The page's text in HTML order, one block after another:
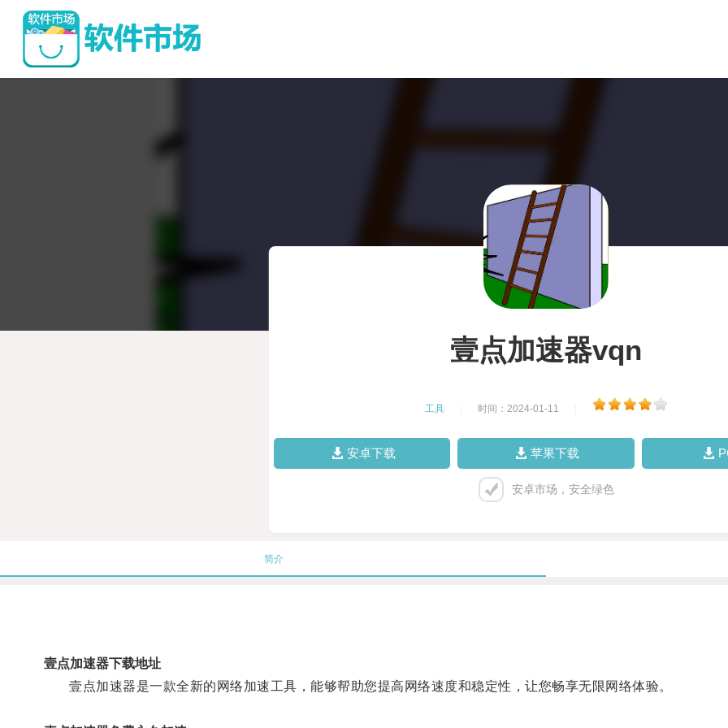
壹点加速器vqn
工具 时间：2024-01-11
安卓下载 苹果下载
安卓市场，安全绿色
简介
壹点加速器下载地址
壹点加速器是一款全新的网络加速工具，能够帮助您提高网络速度和稳定性，让您畅享无限网络体验。